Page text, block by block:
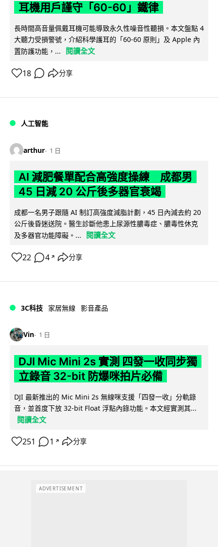
耳機用戶謹守「60-60」鐵律
長時間高音量佩戴耳機可能導致永久性噪音性聽損。本文盤點 4
大聽力受損警號，介紹科學護耳的「60-60 原則」及 Apple 內
置防護功能，...
閱讀全文
18 分享
人工智能
arthur 1 日
AI 減肥餐單配合高強度操練 成都男
45 日減 20 公斤後多器官衰竭
成都一名男子跟隨 AI 制訂高強度減脂計劃，45 日內減去約 20
公斤後昏迷送院。醫生診斷他患上尿源性膿毒症、膿毒性休克
及多器官功能障礙。...
閱讀全文
22 4 ↗ 分享
3C科技 家居無線 影音產品
Vin 1 日
DJI Mic Mini 2s 實測 四發一收同步獨
立錄音 32-bit 防爆咪拍片必備
DJI 最新推出的 Mic Mini 2s 無線咪支援「四發一收」分軌錄
音，並首度下放 32-bit Float 浮點內錄功能。本文經實測其...
閱讀全文
251 1 ↗ 分享
ADVERTISEMENT